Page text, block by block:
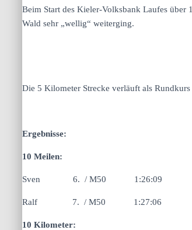
Beim Start des Kieler-Volksbank Laufes über
Wald sehr „wellig“ weiterging.
Die 5 Kilometer Strecke verläuft als
Ergebnisse:
10 Meilen:
Sven 6. / M50 1:26:09
Ralf 7. / M50 1:27:06
10 Kilometer: